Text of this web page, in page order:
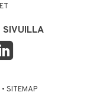
SIVUILLA
• SITEMAP